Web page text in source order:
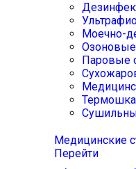
Моечно-
Озоновые
Паровые
Медицинские
Перейти